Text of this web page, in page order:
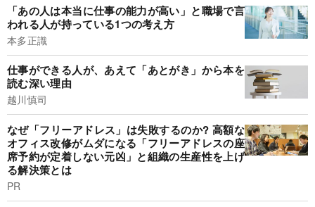
「あの人は本当に仕事の能力が高い」と職場で言
われる人が持っている1つの考え方
本多正識
仕事ができる人が、あえて「あとがき」から本を
読む深い理由
越川慎司
なぜ「フリーアドレス」は失敗するのか? 高額な
オフィス改修がムダになる「フリーアドレスの座
席予約が定着しない元凶」と組織の生産性を上げ
る解決策とは
PR